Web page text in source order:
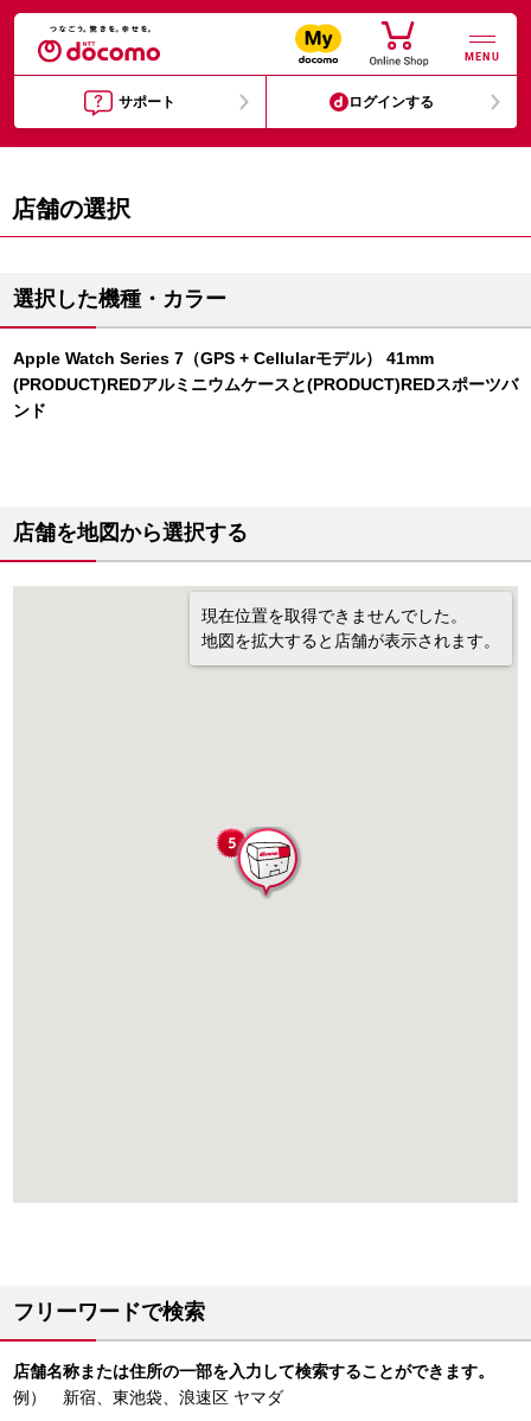
MENU
サポート ログインする
店舗の選択
選択した機種・カラー
Apple Watch Series 7（GPS + Cellularモデル） 41mm
(PRODUCT)REDアルミニウムケースと(PRODUCT)REDスポーツバ
ンド
店舗を地図から選択する
現在位置を取得できませんでした。
地図を拡大すると店舗が表示されます。
フリーワードで検索
店舗名称または住所の一部を入力して検索することができます。
例） 新宿、東池袋、浪速区 ヤマダ